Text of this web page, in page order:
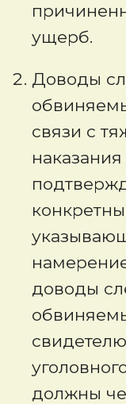
ущерб.
Доводы
связи с
доводы
должны